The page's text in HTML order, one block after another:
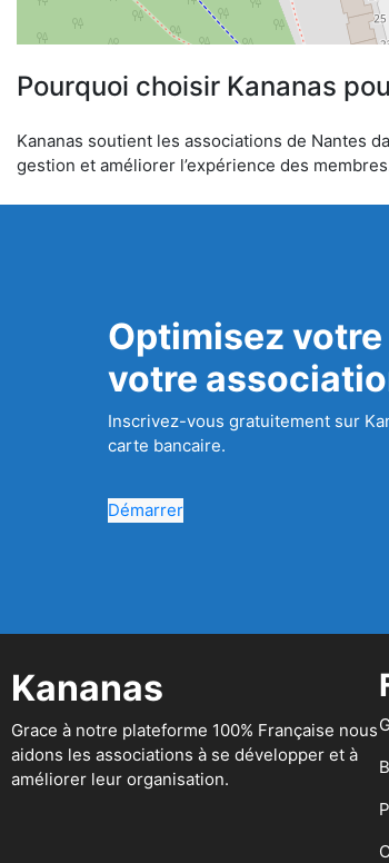
Pourquoi choisir Kananas
Kananas soutient les associations de Nantes
gestion et améliorer l’expérience des
Optimisez
votre
Inscrivez-vous gratuitement sur
carte bancaire.
Démarrer
Kananas
Grace à notre plateforme 100% Française nous
aidons les associations à se développer et à
améliorer leur organisation.